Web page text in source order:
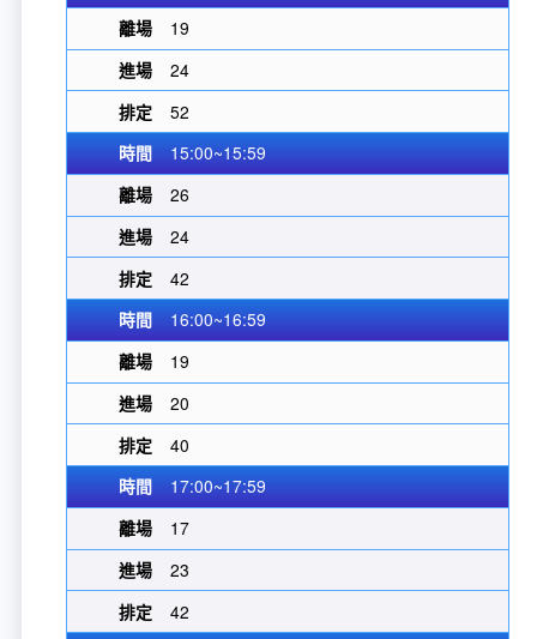
19
24
52
15:00~15:59
26
24
42
16:00~16:59
19
20
40
17:00~17:59
17
23
42